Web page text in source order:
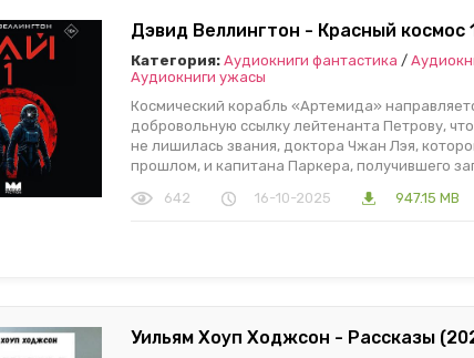
Дэвид Веллингтон - Красный космос
Категория: Аудиокниги фантастика /
Аудиокниги ужасы
Космический корабль «Артемида»
добровольную ссылку лейтенанта Петрову,
не лишилась звания, доктора Чжан Лэя,
прошлом, и капитана Паркера, получившего
642
16-10-2025 947.15 MB
Уильям Хоуп Ходжсон - Рассказы